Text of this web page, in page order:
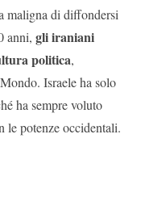
maligna di diffondersi
anni, gli iraniani
politica,
Israele ha solo
ha sempre voluto
le potenze occidentali.